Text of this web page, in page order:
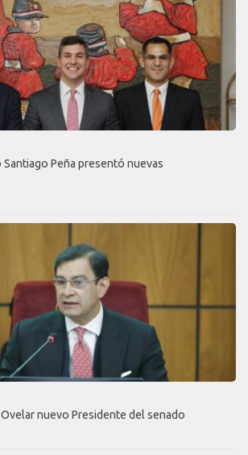
Peña presentó nuevas
nuevo Presidente del senado